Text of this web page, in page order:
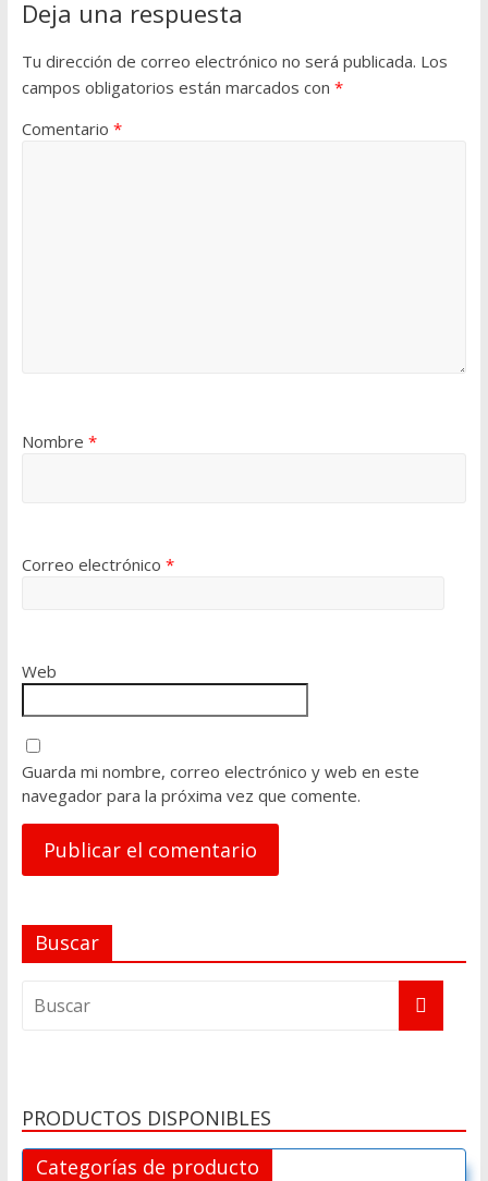
Deja una respuesta
Tu dirección de correo electrónico no será publicada. Los
campos obligatorios están marcados con *
Comentario *
Nombre *
Correo electrónico *
Web
Guarda mi nombre, correo electrónico y web en este
navegador para la próxima vez que comente.
l
t
i
Buscar
PRODUCTOS DISPONIBLES
Categorías de producto